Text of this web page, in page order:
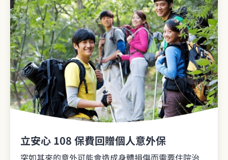
立安心 108 保費回贈個人意外保
突如其來的意外可能會造成身體損傷而需要住院治